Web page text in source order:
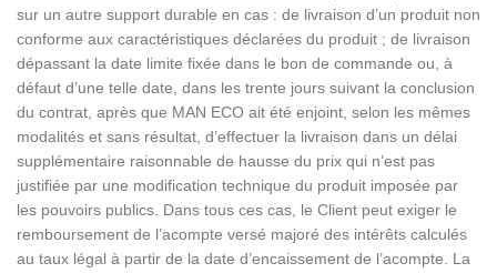
sur un autre support durable en cas : de livraison d’un produit non
conforme aux caractéristiques déclarées du produit ; de livraison
dépassant la date limite fixée dans le bon de commande ou, à
défaut d’une telle date, dans les trente jours suivant la conclusion
du contrat, après que MAN ECO ait été enjoint, selon les mêmes
modalités et sans résultat, d’effectuer la livraison dans un délai
supplémentaire raisonnable de hausse du prix qui n’est pas
justifiée par une modification technique du produit imposée par
les pouvoirs publics. Dans tous ces cas, le Client peut exiger le
remboursement de l’acompte versé majoré des intérêts calculés
au taux légal à partir de la date d’encaissement de l’acompte. La